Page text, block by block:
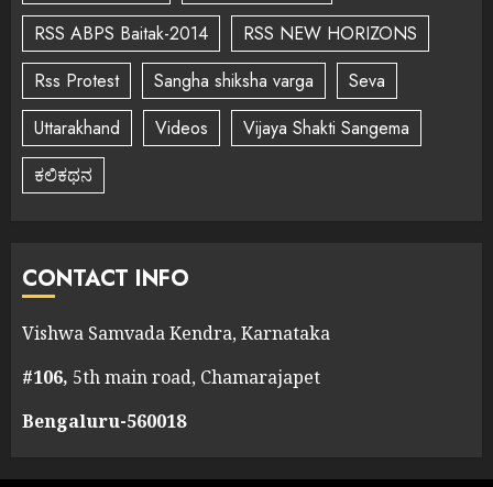
RSS ABPS Baitak-2014
RSS NEW HORIZONS
Rss Protest
Sangha shiksha varga
Seva
Uttarakhand
Videos
Vijaya Shakti Sangema
ಕಲಿಕಥನ
CONTACT INFO
Vishwa Samvada Kendra, Karnataka
#106, 5th main road, Chamarajapet
Bengaluru-560018